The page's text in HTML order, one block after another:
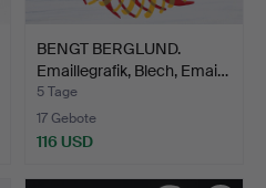
BENGT BERGLUND.
Emaillegrafik, Blech, Emai…
5 Tage
17 Gebote
116 USD